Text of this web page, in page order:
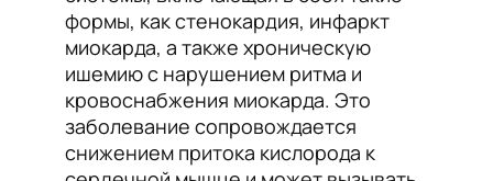
формы, как стенокардия, инфаркт
миокарда, а также хроническую
ишемию с нарушением ритма и
кровоснабжения миокарда. Это
заболевание сопровождается
снижением притока кислорода к